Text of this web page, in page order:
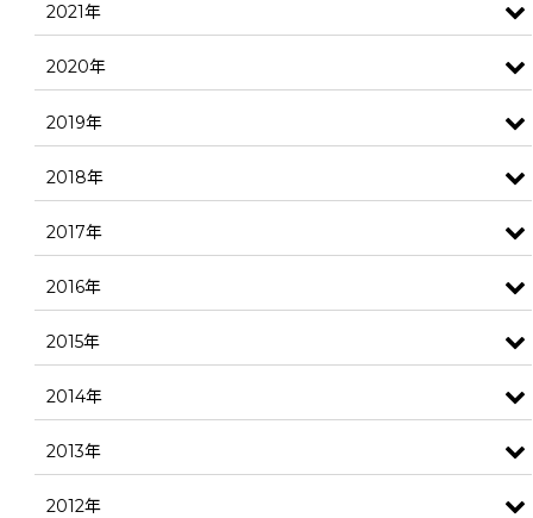
2021年
2020年
2019年
2018年
2017年
2016年
2015年
2014年
2013年
2012年